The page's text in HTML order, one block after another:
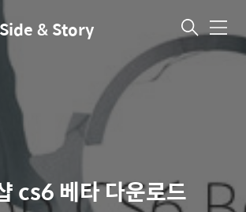
& Story 메
뉴
cs6 베타 다운로드